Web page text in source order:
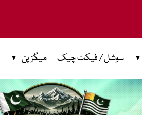
سوشل / فیکٹ چیک میگزین